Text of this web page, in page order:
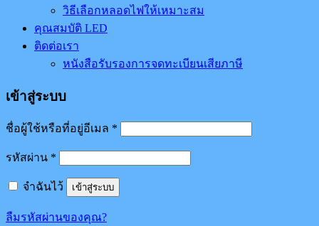
วิธีเลือกหลอดไฟให้เหมาะสม
คุณสมบัติ LED
ติดต่อเรา
หนังสือรับรองการจดทะเบียนเสียภาษี
เข้าสู่ระบบ
ชื่อผู้ใช้หรือที่อยู่อีเมล *
รหัสผ่าน *
จำฉันไว้ เข้าสู่ระบบ
ลืมรหัสผ่านของคุณ?